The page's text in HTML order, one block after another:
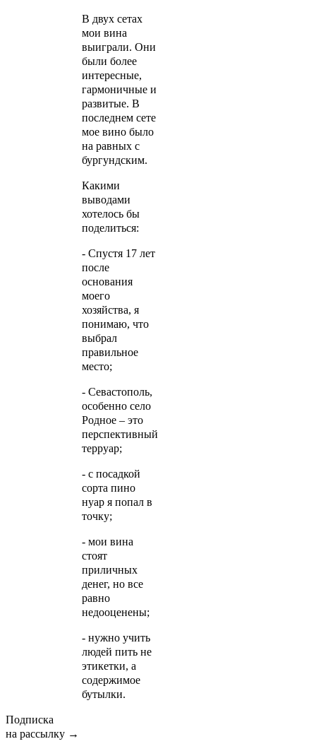
В двух сетах
мои вина
выиграли. Они
были более
интересные,
гармоничные и
развитые. В
последнем сете
мое вино было
на равных с
бургундским.
Какими
выводами
хотелось бы
поделиться:
- Спустя 17 лет
после
основания
моего
хозяйства, я
понимаю, что
выбрал
правильное
место;
- Севастополь,
особенно село
Родное – это
перспективный
терруар;
- с посадкой
сорта пино
нуар я попал в
точку;
- мои вина
стоят
приличных
денег, но все
равно
недооценены;
- нужно учить
людей пить не
этикетки, а
содержимое
бутылки.
Подписка
на рассылку →